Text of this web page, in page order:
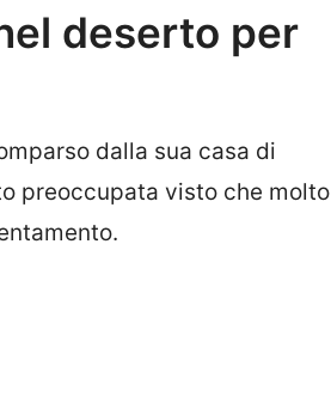
deserto per
dalla sua casa di
preoccupata visto che molto